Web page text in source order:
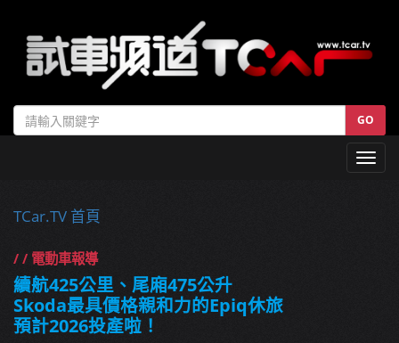
GO
TCar.TV 首頁
/ / 電動車報導
續航425公里、尾廂475公升
Skoda最具價格親和力的Epiq休旅
預計2026投產啦！